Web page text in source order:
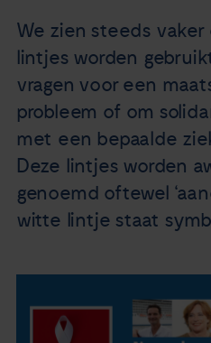
Nieuws
Agenda
Over ons
Zorgverleners
We zien steeds
lintjes worden
vragen voor een
probleem of om
met een bepaalde
Deze lintjes worden
genoemd oftewel
witte lintje staat